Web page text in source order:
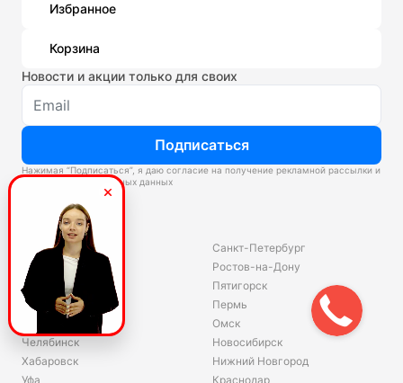
Избранное
Корзина
Новости и акции только для своих
Подписаться
Нажимая “Подписаться”, я даю согласие на получение рекламной рассылки и
обработку персональных данных
Склады
Владивосток
Екатеринбург
Красноярск
Волгоград
Челябинск
Хабаровск
Уфа
Санкт-Петербург
Ростов-на-Дону
Пятигорск
Пермь
Омск
Новосибирск
Нижний Новгород
Краснодар